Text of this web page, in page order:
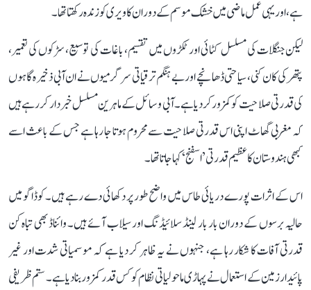
ہے، اور یہی عمل ماضی میں خشک موسم کے دوران کاویری کو زندہ رکھتا تھا۔
لیکن جنگلات کی مسلسل کٹائی اور ٹکڑوں میں تقسیم، باغات کی توسیع، سڑکوں کی تعمیر،
پتھر کی کان کنی، سیاحتی ڈھانچے اور بے ہنگم ترقیاتی سرگرمیوں نے ان آبی ذخیرہ گاہوں
کی قدرتی صلاحیت کو کمزور کر دیا ہے۔ آبی وسائل کے ماہرین مسلسل خبردار کر رہے ہیں
کہ مغربی گھاٹ اپنی اس قدرتی صلاحیت سے محروم ہوتا جا رہا ہے جس کے باعث اسے
کبھی ہندوستان کا عظیم قدرتی ’اسفنج‘ کہا جاتا تھا۔
اس کے اثرات پورے دریائی طاس میں واضح طور پر دکھائی دے رہے ہیں۔ کوڈاگو میں
حالیہ برسوں کے دوران بار بار لینڈ سلائیڈنگ اور سیلاب آئے ہیں۔ وائناڈ بھی تباہ کن
قدرتی آفات کا شکار رہا ہے، جنہوں نے یہ ظاہر کر دیا ہے کہ موسمیاتی شدت اور غیر
پائیدار زمین کے استعمال نے پہاڑی ماحولیاتی نظام کو کس قدر کمزور بنا دیا ہے۔ ستم ظریفی